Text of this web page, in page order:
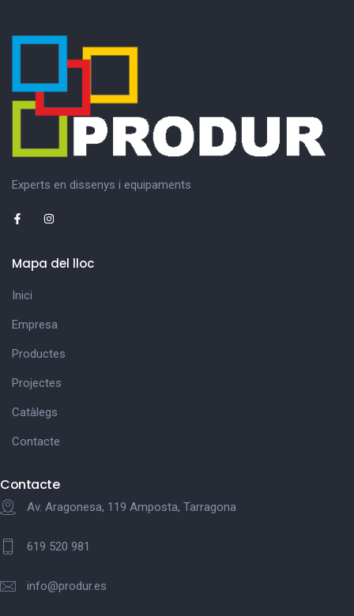
Experts en dissenys i equipaments
Mapa del lloc
Inici
Empresa
Productes
Projectes
Catàlegs
Contacte
Contacte
Av. Aragonesa, 119 Amposta, Tarragona
619 520 981
info@produr.es